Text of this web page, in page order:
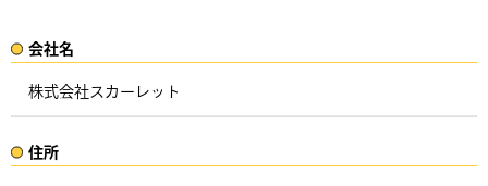
会社名​
株式会社スカーレット
住所​​